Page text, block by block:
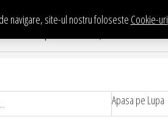
navigare, site-ul nostru foloseste Cookie-uri
in Showroom eHuse.ro
Apasa pe Lupa